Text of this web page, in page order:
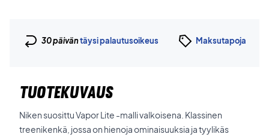
30 päiväntäysi palautusoikeus Maksutapoja
TUOTEKUVAUS
Niken suosittu Vapor Lite -malli valkoisena. Klassinen
treenikenkä, jossa on hienoja ominaisuuksia ja tyylikäs